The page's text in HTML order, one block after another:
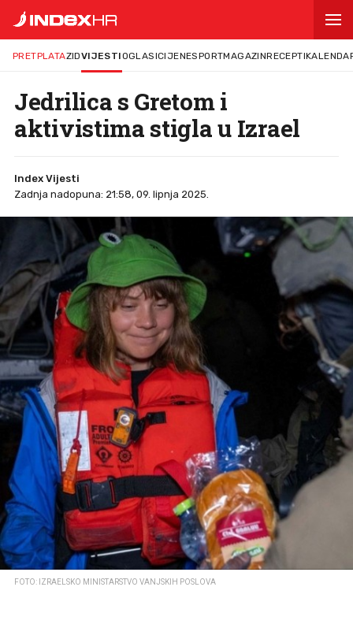
PRETPLATAZIDVIJESTIOGLASICIJENESPORTMAGAZINRECEPTI
Jedrilica s Gretom i
aktivistima stigla u Izrael
Index Vijesti
Zadnja nadopuna: 21:58, 09. lipnja 2025.
FOTO: IZRAELSKO MINISTARSTVO VANJSKIH POSLOVA